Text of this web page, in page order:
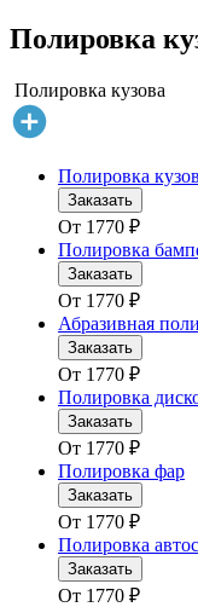
Полировка
Полировка кузова
Полировка
Заказать
От 1770 ₽
Полировка
Заказать
От 1770 ₽
Абразивная
Заказать
От 1770 ₽
Полировка
Заказать
От 1770 ₽
Полировка фар
Заказать
От 1770 ₽
Полировка
Заказать
От 1770 ₽